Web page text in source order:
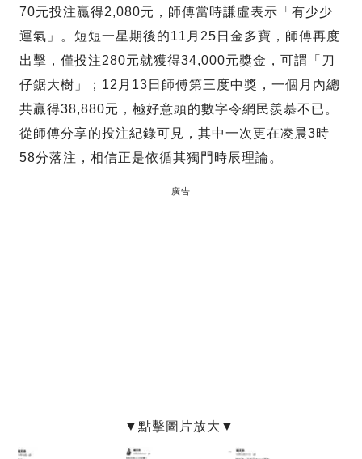
70元投注贏得2,080元，師傅當時謙虛表示「有少少
運氣」。短短一星期後的11月25日金多寶，師傅再度
出擊，僅投注280元就獲得34,000元獎金，可謂「刀
仔鋸大樹」；12月13日師傅第三度中獎，一個月內總
共贏得38,880元，極好意頭的數字令網民羨慕不已。
從師傅分享的投注紀錄可見，其中一次更在凌晨3時
58分落注，相信正是依循其獨門時辰理論。
廣告